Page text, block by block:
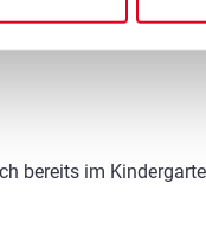
bereits im